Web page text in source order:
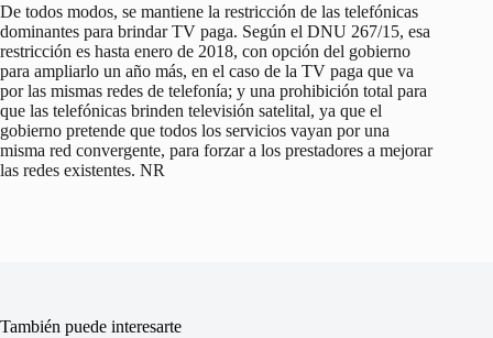
De todos modos, se mantiene la restricción de las telefónicas
dominantes para brindar TV paga. Según el DNU 267/15, esa
restricción es hasta enero de 2018, con opción del gobierno
para ampliarlo un año más, en el caso de la TV paga que va
por las mismas redes de telefonía; y una prohibición total para
que las telefónicas brinden televisión satelital, ya que el
gobierno pretende que todos los servicios vayan por una
misma red convergente, para forzar a los prestadores a mejorar
las redes existentes. NR
También puede interesarte